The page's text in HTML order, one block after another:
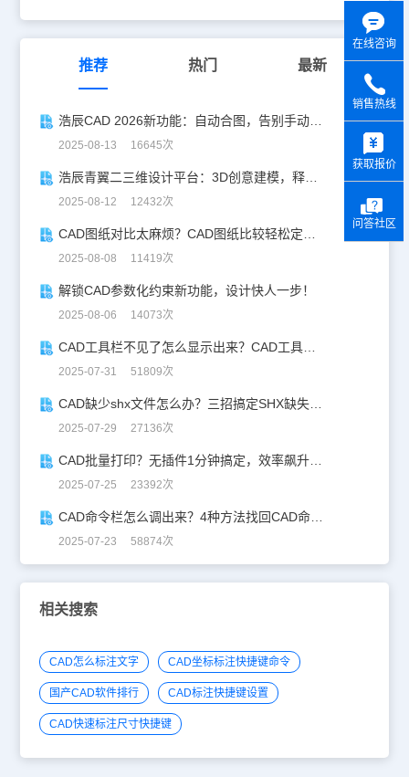
推荐 热门 最新
浩辰CAD 2026新功能：自动合图，告别手动拼图！
2025-08-13 16645次
浩辰青翼二三维设计平台：3D创意建模，释放创意生产力！
2025-08-12 12432次
CAD图纸对比太麻烦？CAD图纸比较轻松定位修改，开启高效设计之旅
2025-08-08 11419次
解锁CAD参数化约束新功能，设计快人一步！
2025-08-06 14073次
CAD工具栏不见了怎么显示出来？CAD工具栏恢复指南
2025-07-31 51809次
CAD缺少shx文件怎么办？三招搞定SHX缺失难题
2025-07-29 27136次
CAD批量打印？无插件1分钟搞定，效率飙升90%！
2025-07-25 23392次
CAD命令栏怎么调出来？4种方法找回CAD命令栏
2025-07-23 58874次
相关搜索
CAD怎么标注文字 CAD坐标标注快捷键命令
国产CAD软件排行 CAD标注快捷键设置
CAD快速标注尺寸快捷键
在线咨询
销售热线
获取报价
问答社区